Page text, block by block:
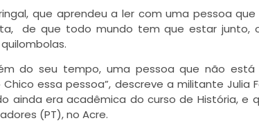
que aprendeu a ler com uma pessoa
de que todo mundo tem que estar junto,
do seu tempo, uma pessoa que não está
essa pessoa”, descreve a militante Julia
ainda era acadêmica do curso de História, e
(PT), no Acre.